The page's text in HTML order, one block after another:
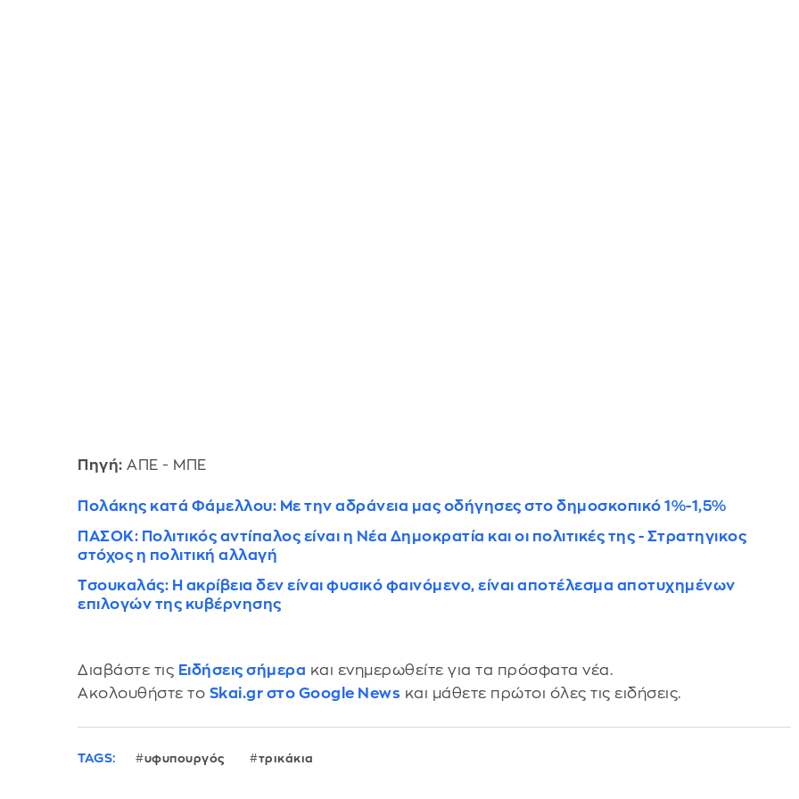
Πηγή: ΑΠΕ - ΜΠΕ
Πολάκης κατά Φάμελλου: Με την αδράνεια μας οδήγησες στο δημοσκοπικό 1%-1,5%
ΠΑΣΟΚ: Πολιτικός αντίπαλος είναι η Νέα Δημοκρατία και οι πολιτικές της - Στρατηγικος
στόχος η πολιτική αλλαγή
Τσουκαλάς: Η ακρίβεια δεν είναι φυσικό φαινόμενο, είναι αποτέλεσμα αποτυχημένων
επιλογών της κυβέρνησης
Διαβάστε τις Ειδήσεις σήμερα και ενημερωθείτε για τα πρόσφατα νέα.
Ακολουθήστε το Skai.gr στο Google News και μάθετε πρώτοι όλες τις ειδήσεις.
TAGS: υφυπουργός τρικάκια